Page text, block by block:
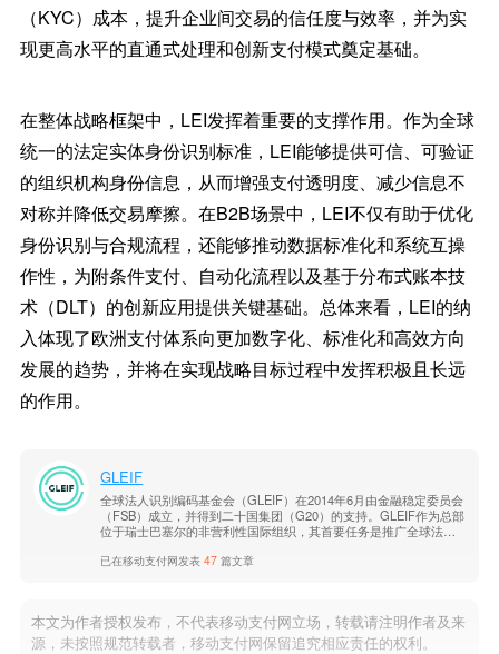
（KYC）成本，提升企业间交易的信任度与效率，并为实
现更高水平的直通式处理和创新支付模式奠定基础。
在整体战略框架中，LEI发挥着重要的支撑作用。作为全球
统一的法定实体身份识别标准，LEI能够提供可信、可验证
的组织机构身份信息，从而增强支付透明度、减少信息不
对称并降低交易摩擦。在B2B场景中，LEI不仅有助于优化
身份识别与合规流程，还能够推动数据标准化和系统互操
作性，为附条件支付、自动化流程以及基于分布式账本技
术（DLT）的创新应用提供关键基础。总体来看，LEI的纳
入体现了欧洲支付体系向更加数字化、标准化和高效方向
发展的趋势，并将在实现战略目标过程中发挥积极且长远
的作用。
GLEIF
全球法人识别编码基金会（GLEIF）在2014年6月由金融稳定委员会
（FSB）成立，并得到二十国集团（G20）的支持。GLEIF作为总部
位于瑞士巴塞尔的非营利性国际组织，其首要任务是推广全球法人
的运用。
已在移动支付网发表47 篇文章
本文为作者授权发布，不代表移动支付网立场，转载请注明作者及来
源，未按照规范转载者，移动支付网保留追究相应责任的权利。